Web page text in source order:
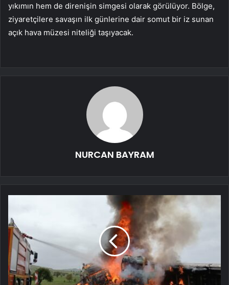
yıkımın hem de direnişin simgesi olarak görülüyor. Bölge,
ziyaretçilere savaşın ilk günlerine dair somut bir iz sunan
açık hava müzesi niteliği taşıyacak.
NURCAN BAYRAM